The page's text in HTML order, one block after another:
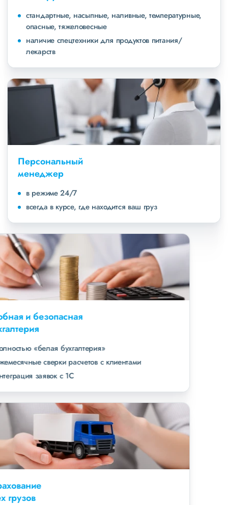
стандартные, насыпные, наливные, температурные,
опасные, тяжеловесные
наличие спецтехники для продуктов питания/
лекарств
Персональный
менеджер
в режиме 24/7
всегда в курсе, где находится ваш груз
Удобная и безопасная
бухгалтерия
полностью «белая бухгалтерия»
ежемесячные сверки расчетов с клиентами
интеграция заявок с 1С
Страхование
всех грузов